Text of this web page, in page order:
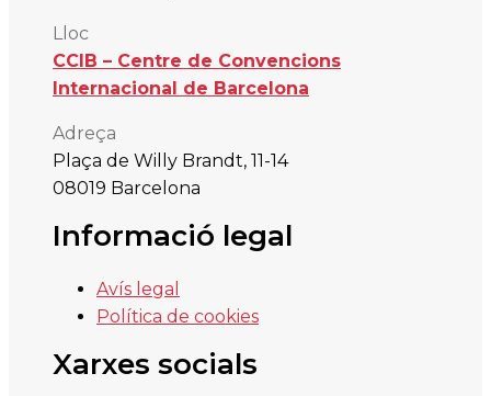
Lloc
CCIB – Centre de Convencions
Internacional de Barcelona
Adreça
Plaça de Willy Brandt, 11-14
08019 Barcelona
Informació legal
Avís legal
Política de cookies
Xarxes socials